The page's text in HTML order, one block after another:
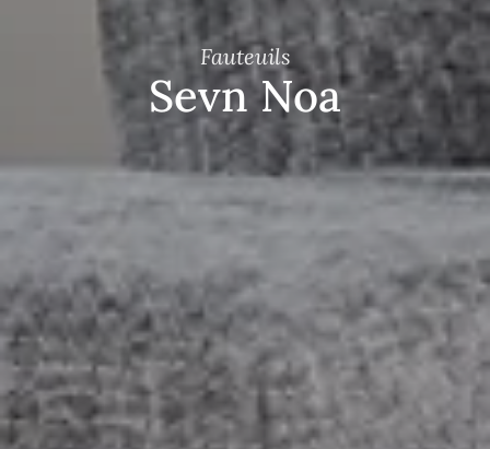
Fauteuils
Sevn Noa